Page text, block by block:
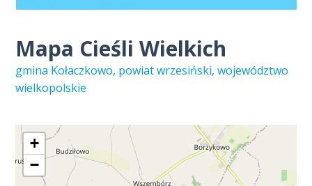
Mapa Cieśli Wielkich
gmina Kołaczkowo, powiat wrzesiński, województwo
wielkopolskie
+
−